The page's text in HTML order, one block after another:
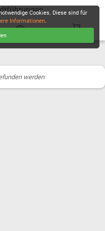
werden
Cookies. Diese sind für
Informationen.